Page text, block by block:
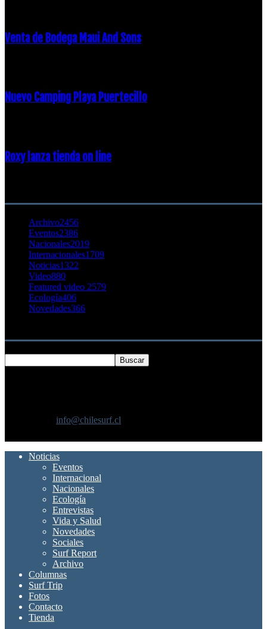
Venta de Bodega Maui And Sons
Nuevo Camping Playa Puertecillo
Roxy lanza tienda on line
Archivo2456
Eventos2386
Nacionales2019
Internacionales1709
Noticias1322
Video880
Featured video 2579
Ecología406
Novedades366
info@chilesurf.cl
Noticias
Eventos
Internacional
Nacionales
Ecología
Entrevistas
Vida y Salud
Novedades
Sociales
Surf Report
Archivo
Columnas
Surf Trip
Fotos
Contacto
Tienda